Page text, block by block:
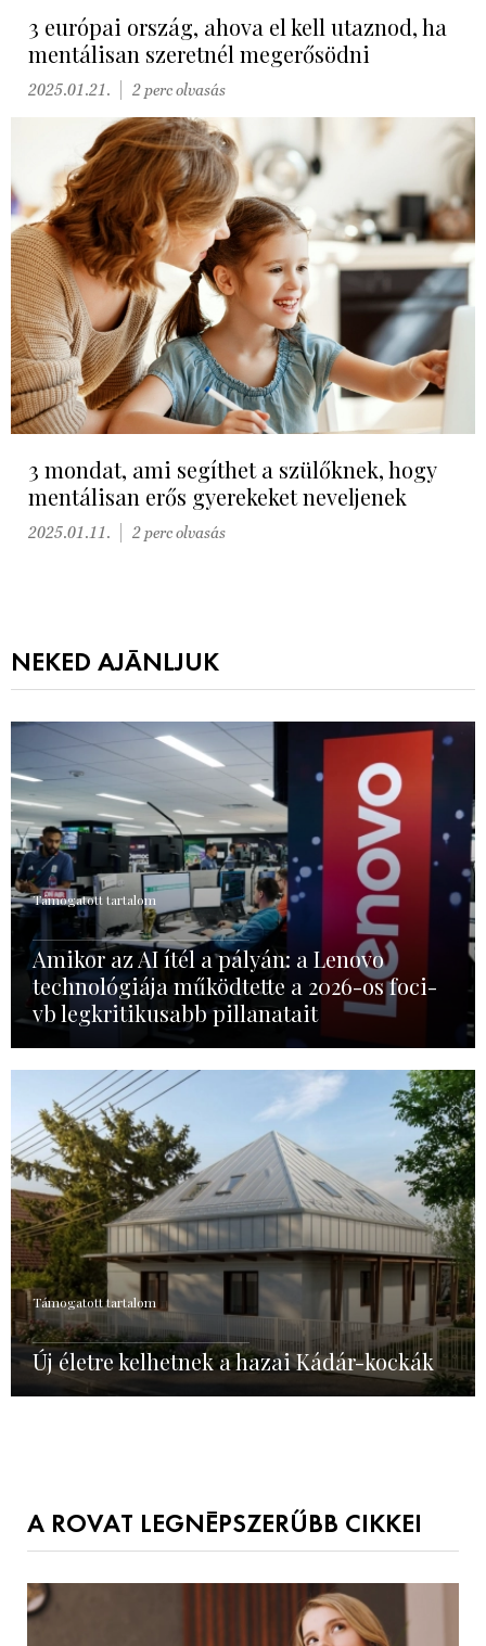
3 európai ország, ahova el kell utaznod, ha
mentálisan szeretnél megerősödni
2025.01.21. 2 perc olvasás
3 mondat, ami segíthet a szülőknek, hogy
mentálisan erős gyerekeket neveljenek
2025.01.11. 2 perc olvasás
NEKED AJÁNLJUK
Támogatott tartalom
Amikor az AI ítél a pályán: a Lenovo
technológiája működtette a 2026-os foci-
vb legkritikusabb pillanatait
Támogatott tartalom
Új életre kelhetnek a hazai Kádár-kockák
A ROVAT LEGNÉPSZERŰBB CIKKEI